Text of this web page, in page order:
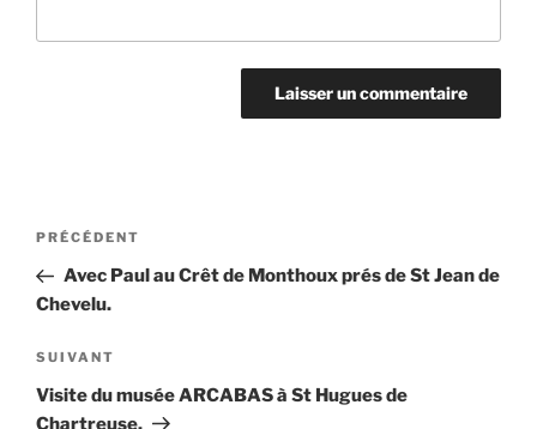
Navigation
l’article
Article
précédent
PRÉCÉDENT
Avec Paul au Crêt de Monthoux prés de St Jean de
Chevelu.
Article
suivant
SUIVANT
Visite du musée ARCABAS à St Hugues de
Chartreuse.